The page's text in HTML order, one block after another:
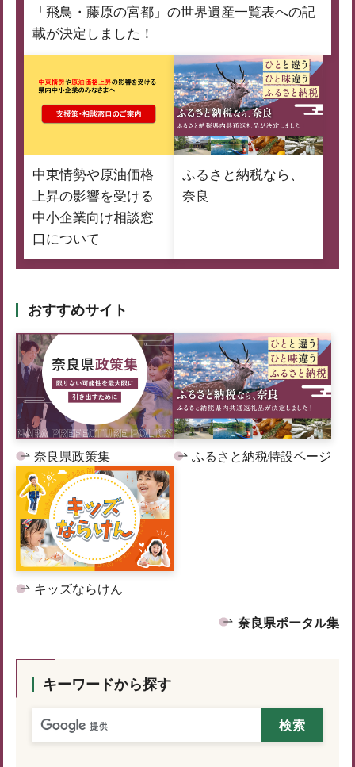
「飛鳥・藤原の宮都」の世界遺産一覧表への記
載が決定しました！
中東情勢や原油価格
上昇の影響を受ける
中小企業向け相談窓
口について
ふるさと納税なら、
奈良
おすすめサイト
奈良県政策集 ふるさと納税特設ページ
キッズならけん
奈良県ポータル集
キーワードから探す